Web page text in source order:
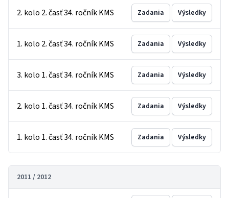
2. kolo 2. časť 34. ročník KMS Zadania Výsledky
1. kolo 2. časť 34. ročník KMS Zadania Výsledky
3. kolo 1. časť 34. ročník KMS Zadania Výsledky
2. kolo 1. časť 34. ročník KMS Zadania Výsledky
1. kolo 1. časť 34. ročník KMS Zadania Výsledky
2011 / 2012